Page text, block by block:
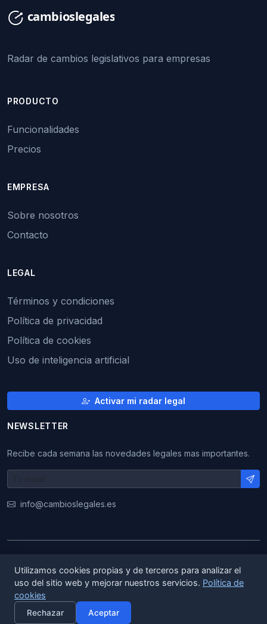
Radar de cambios legislativos para empresas
PRODUCTO
Funcionalidades
Precios
EMPRESA
Sobre nosotros
Contacto
LEGAL
Términos y condiciones
Política de privacidad
Política de cookies
Uso de inteligencia artificial
Activar mi radar legal
NEWSLETTER
Recibe cada semana las novedades legales mas importantes.
info@cambioslegales.es
reservados.
ES|EN
Utilizamos cookies propias y de terceros para analizar el
uso del sitio web y mejorar nuestros servicios. Política de
cookies
Rechazar Aceptar